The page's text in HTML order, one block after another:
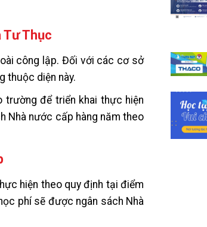
Tư Thục
công lập. Đối với các cơ sở
thuộc diện này.
để triển khai thực hiện
Nhà nước cấp hàng năm theo
hiện theo quy định tại điểm
phí sẽ được ngân sách Nhà